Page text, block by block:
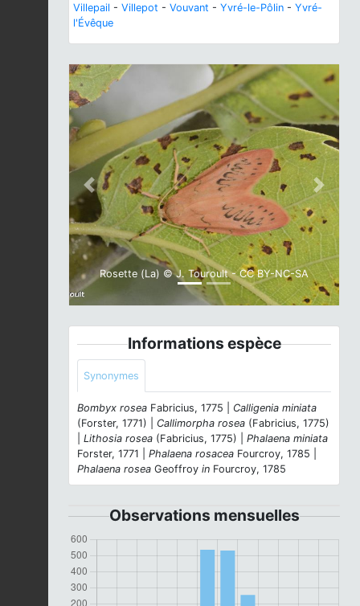
Villepail - Villepot - Vouvant - Yvré-le-Pôlin - Yvré-
l'Évêque
Rosette (La) © J. Touroult - CC BY-NC-SA
Previous Next
Informations espèce
Synonymes
Bombyx rosea Fabricius, 1775 | Calligenia miniata
(Forster, 1771) | Callimorpha rosea (Fabricius, 1775)
Lithosia rosea (Fabricius, 1775) | Phalaena miniata
Forster, 1771 | Phalaena rosacea Fourcroy, 1785 |
Phalaena rosea Geoffroy in Fourcroy, 1785
Observations mensuelles